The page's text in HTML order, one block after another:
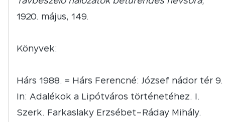
1920. május, 149.
Könyvek:
Hárs 1988. = Hárs Ferencné: József nádor tér 9.
In: Adalékok a Lipótváros történetéhez. I.
Szerk. Farkaslaky Erzsébet–Ráday Mihály.